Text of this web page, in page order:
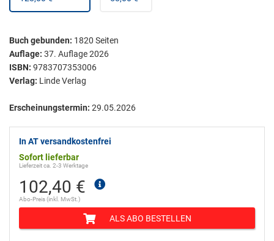
Buch gebunden: 1820 Seiten
Auflage: 37. Auflage 2026
ISBN: 9783707353006
Verlag: Linde Verlag
Erscheinungstermin: 29.05.2026
In AT versandkostenfrei
Sofort lieferbar
Lieferzeit ca. 2-3 Werktage
102,40 €
Abo-Preis (inkl. MwSt.)
ALS ABO BESTELLEN